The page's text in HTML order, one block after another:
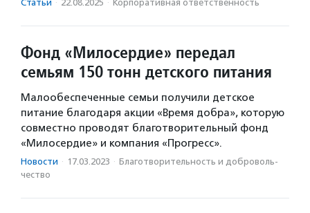
Статьи · 22.08.2025 · Корпоративная ответственность
Фонд «Милосердие» передал
семьям 150 тонн детского питания
Малообеспеченные семьи получили детское
питание благодаря акции «Время добра», которую
совместно проводят благотворительный фонд
«Милосердие» и компания «Прогресс».
Новости · 17.03.2023 · Благотвори­тель­ность и доброволь­
чест­во